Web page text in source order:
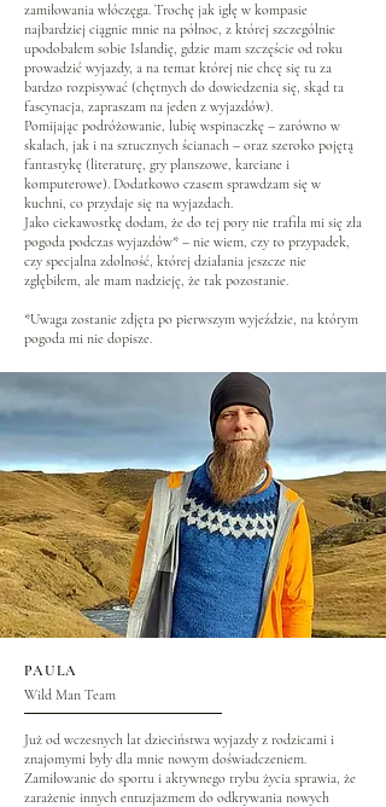
zamiłowania włóczęga. Trochę jak igłę w kompasie
najbardziej ciągnie mnie na północ, z której szczególnie
upodobałem sobie Islandię, gdzie mam szczęście od roku
prowadzić wyjazdy, a na temat której nie chcę się tu za
bardzo rozpisywać (chętnych do dowiedzenia się, skąd ta
fascynacja, zapraszam na jeden z wyjazdów).
Pomijając podróżowanie, lubię wspinaczkę – zarówno w
skałach, jak i na sztucznych ścianach – oraz szeroko pojętą
fantastykę (literaturę, gry planszowe, karciane i
komputerowe). Dodatkowo czasem sprawdzam się w
kuchni, co przydaje się na wyjazdach.
Jako ciekawostkę dodam, że do tej pory nie trafiła mi się zła
pogoda podczas wyjazdów* – nie wiem, czy to przypadek,
czy specjalna zdolność, której działania jeszcze nie
zgłębiłem, ale mam nadzieję, że tak pozostanie.
*Uwaga zostanie zdjęta po pierwszym wyjeździe, na którym
pogoda mi nie dopisze.
PAULA
Wild Man Team
Już od wczesnych lat dzieciństwa wyjazdy z rodzicami i
znajomymi były dla mnie nowym doświadczeniem.
Zamiłowanie do sportu i aktywnego trybu życia sprawia, że
zarażenie innych entuzjazmem do odkrywania nowych